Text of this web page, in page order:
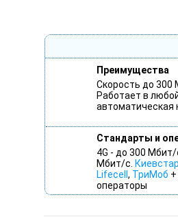
Преимущества
Скорость до 300
Работает в
автоматическая
Стандарты и
4G - до 300 Мбит/
Мбит/с. Киевстар
Lifecell , ТриМоб
операторы